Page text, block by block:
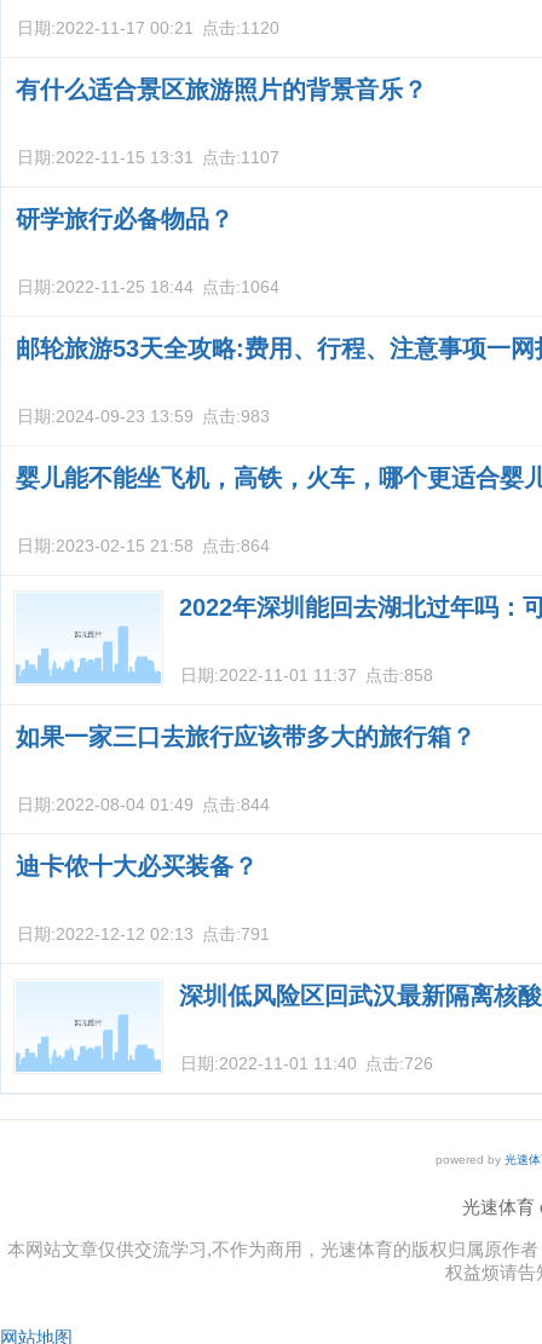
日期:2022-11-17 00:21 点击:1120
有什么适合景区旅游照片的背景音乐？
日期:2022-11-15 13:31 点击:1107
研学旅行必备物品？
日期:2022-11-25 18:44 点击:1064
邮轮旅游53天全攻略:费用、行程、注意事项一网
日期:2024-09-23 13:59 点击:983
婴儿能不能坐飞机，高铁，火车，哪个更适合婴
日期:2023-02-15 21:58 点击:864
2022年深圳能回去湖北过年吗：
日期:2022-11-01 11:37 点击:858
如果一家三口去旅行应该带多大的旅行箱？
日期:2022-08-04 01:49 点击:844
迪卡侬十大必买装备？
日期:2022-12-12 02:13 点击:791
深圳低风险区回武汉最新隔离核
日期:2022-11-01 11:40 点击:726
powered by 光速
光速体育
本网站文章仅供交流学习,不作为商用，光速体育的版权归属原作
权益烦请告
网站地图